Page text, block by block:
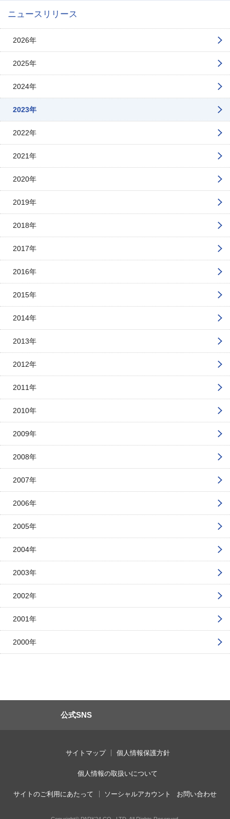
ニュースリリース
2026年
2025年
2024年
2023年
2022年
2021年
2020年
2019年
2018年
2017年
2016年
2015年
2014年
2013年
2012年
2011年
2010年
2009年
2008年
2007年
2006年
2005年
2004年
2003年
2002年
2001年
2000年
公式SNS
サイトマップ 個人情報保護方針
個人情報の取扱いについて
サイトのご利用にあたって ソーシャルアカウント お問い合わせ